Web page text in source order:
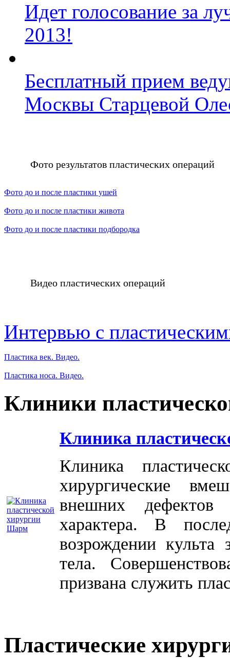
Идет голосование за
2013!
Бесплатный прием
Москвы Старцевой
Фото результатов пластических операций
Фото до и после пластики ушей
Фото до и после пластики живота
Фото до и после пластики подбородка
Видео пластических операций
Интервью с
Пластика век. Видео.
Пластика носа. Видео.
Клиники
Клиника
Клиника
хирургические
внешних дефектов
характера. В
возрождении культа
тела.
призвана служить
Пластические